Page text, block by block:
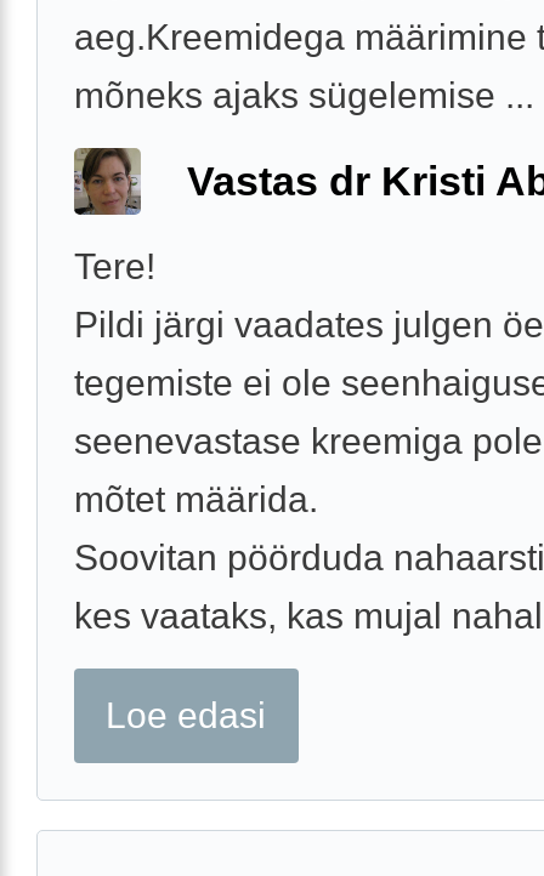
aeg.Kreemidega määrimine
mõneks ajaks sügelemise ...
Vastas dr Kristi
Tere!
Pildi järgi vaadates julgen
tegemiste ei ole
seenevastase kreemiga
mõtet määrida.
Soovitan pöörduda
kes vaataks, kas mujal
Loe edasi